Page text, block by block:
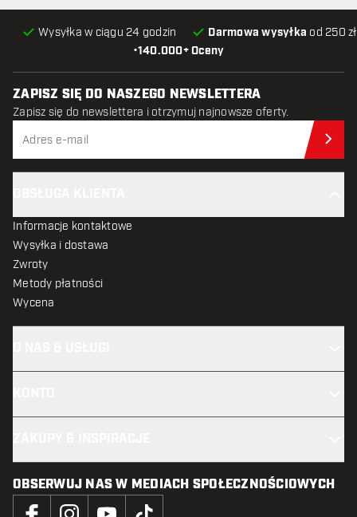
•140.000+ Oceny
Wysyłka w ciągu 24 godzin Darmowa wysyłka od 250
ZAPISZ SIĘ DO NASZEGO NEWSLETTERA
Zapisz się do newslettera i otrzymuj najnowsze oferty.
Informacje kontaktowe
Wysyłka i dostawa
Zwroty
Metody płatności
Wycena
OBSERWUJ NAS W MEDIACH SPOŁECZNOŚCIOWYCH